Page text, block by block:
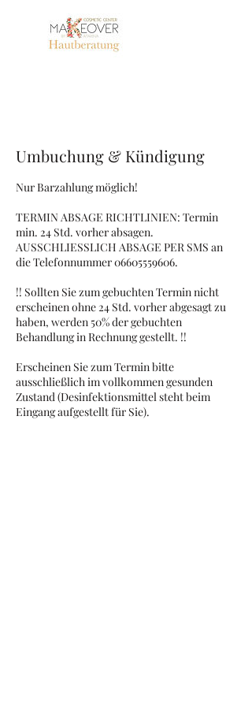
Umbuchung & Kündigung
Nur Barzahlung möglich!
TERMIN ABSAGE RICHTLINIEN: Termin
min. 24 Std. vorher absagen.
AUSSCHLIESSLICH ABSAGE PER SMS an
die Telefonnummer 06605559606.
!! Sollten Sie zum gebuchten Termin nicht
erscheinen ohne 24 Std. vorher abgesagt zu
haben, werden 50% der gebuchten
Behandlung in Rechnung gestellt. !!
Erscheinen Sie zum Termin bitte
ausschließlich im vollkommen gesunden
Zustand (Desinfektionsmittel steht beim
Eingang aufgestellt für Sie).